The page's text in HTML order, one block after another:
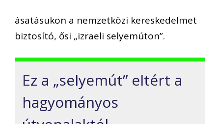
ásatásukon a nemzetközi kereskedelmet
biztosító, ősi „izraeli selyemúton”.
Ez a „selyemút” eltért a
hagyományos